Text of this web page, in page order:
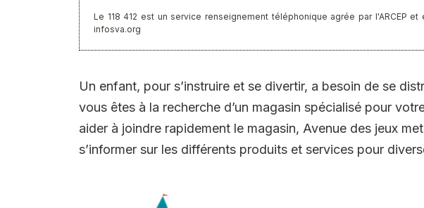
Le 118 412 est un service renseignement téléphonique agrée par
infosva.org
Un enfant, pour s’instruire et se divertir, a besoin de se
vous êtes à la recherche d’un magasin spécialisé pour
aider à joindre rapidement le magasin, Avenue des jeux
s’informer sur les différents produits et services pour